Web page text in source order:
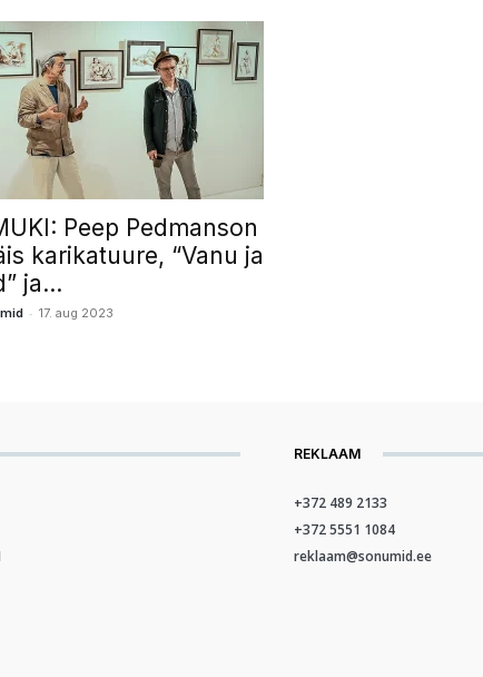
Peep Pedmanson
karikatuure, “Vanu ja
ja...
- 17. aug 2023
REKLAAM
+372 489 2133
+372 5551 1084
reklaam@sonumid.ee